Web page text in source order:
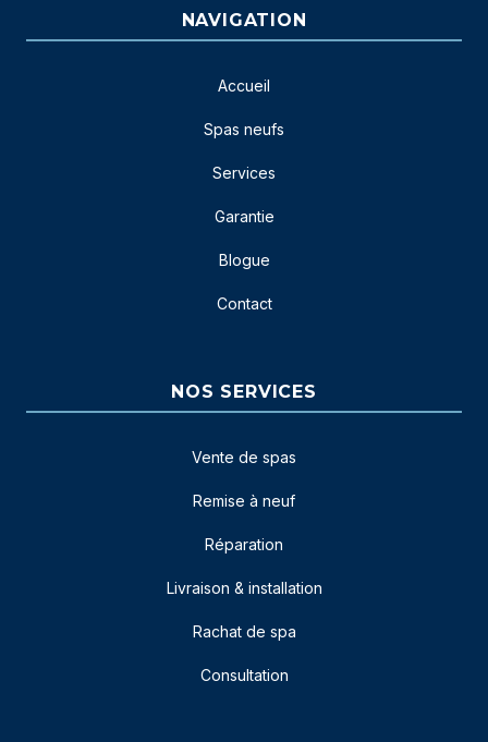
NAVIGATION
Accueil
Spas neufs
Services
Garantie
Blogue
Contact
NOS SERVICES
Vente de spas
Remise à neuf
Réparation
Livraison & installation
Rachat de spa
Consultation